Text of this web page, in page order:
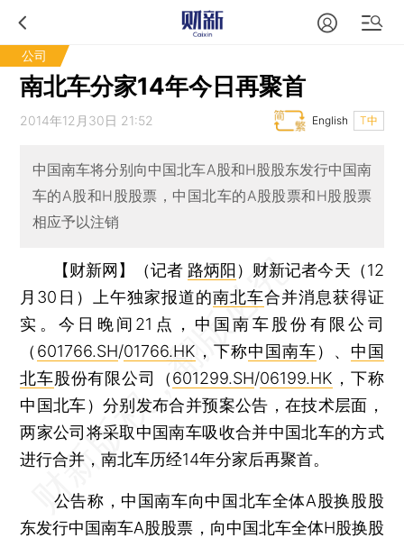
公司
南北车分家14年今日再聚首
2014年12月30日 21:52 T中
English
中国南车将分别向中国北车A股和H股股东发行中国南
车的A股和H股股票，中国北车的A股股票和H股股票
相应予以注销
【财新网】（记者 路炳阳 ） 财新记者今天（12
月30日）上午独家报道的南北车合并消息获得证
实。今日晚间21点，中国南车股份有限公司
（ 601766.SH/01766.HK ，下称中国南车）、 中国
北车股份有限公司（601299.SH/06199.HK ，下称
中国北车）分别发布合并预案公告，在技术层面，
两家公司将采取中国南车吸收合并中国北车的方式
进行合并，南北车历经14年分家后再聚首。
公告称，中国南车向中国北车全体A股换股股
东发行中国南车A股股票，向中国北车全体H股换股